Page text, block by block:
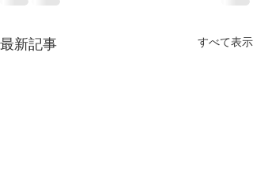
最新記事 すべて表示